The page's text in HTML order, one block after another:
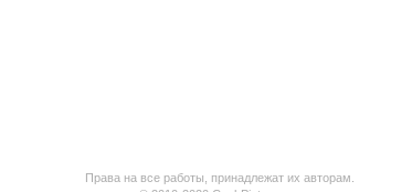
Права на все работы, принадлежат их авторам.